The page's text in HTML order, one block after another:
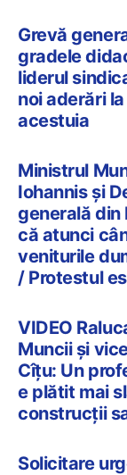
Grevă
gradele
liderul
noi aderări
acestuia
Ministrul
Iohannis și
generală din
că atunci
veniturile
/ Protestul
VIDEO
Muncii și
Cîțu: Un
e plătit mai
construcții
Solicitare